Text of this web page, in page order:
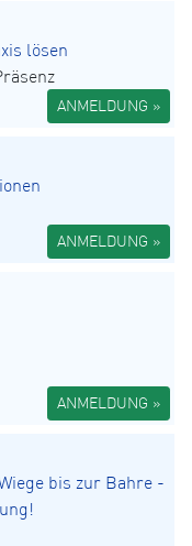
lösen
ANMELDUNG »
ANMELDUNG »
ANMELDUNG »
bis zur Bahre -